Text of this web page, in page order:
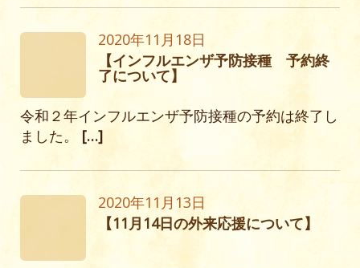
2020年11月18日
【インフルエンザ予防接種 予約終
了について】
令和２年インフルエンザ予防接種の予約は終了し
ました。 […]
2020年11月13日
【11月14日の外来応援について】